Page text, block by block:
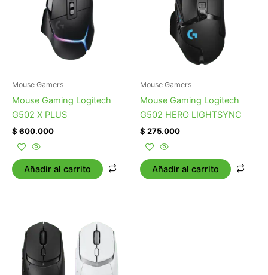
Mouse Gamers
Mouse Gaming Logitech
G502 X PLUS
$ 600.000
Añadir al carrito
Mouse Gamers
Mouse Gaming Logitech
G502 HERO LIGHTSYNC
$ 275.000
Añadir al carrito